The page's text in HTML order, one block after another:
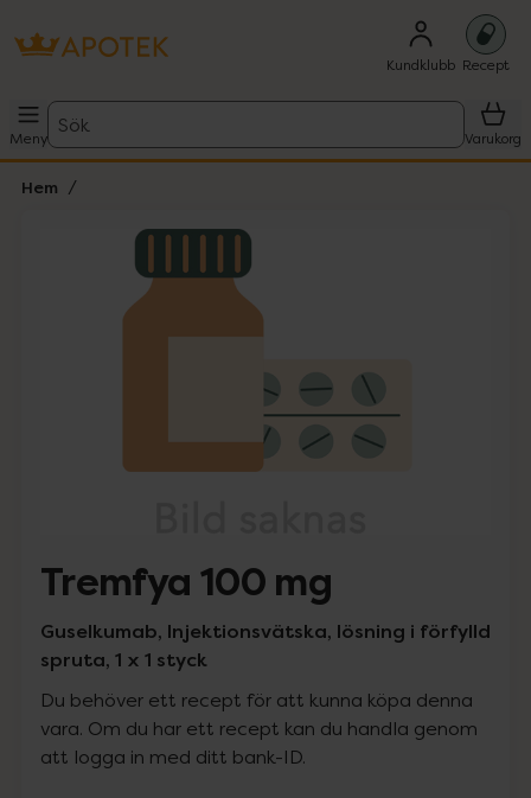
Kundklubb Recept
Meny
Sök
Varukorg
Hem
Lista: . Innehåller 1 objekt.
Tremfya 100 mg
Guselkumab, Injektionsvätska, lösning i förfylld
spruta, 1 x 1 styck
Du behöver ett recept för att kunna köpa denna
vara. Om du har ett recept kan du handla genom
att logga in med ditt bank-ID.